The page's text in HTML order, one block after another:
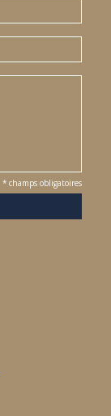
* champs obligatoires